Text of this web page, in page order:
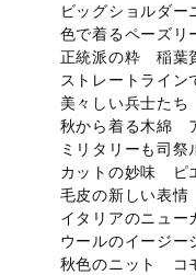
ビッグショルダー
色で着るペーズリ
正統派の粋 稲葉
ストレートライン
美々しい兵士た
秋から着る木綿
ミリタリーも司祭
カットの妙味 ピ
毛皮の新しい表情
イタリアのニュー
ウールのイージー
秋色のニット コ